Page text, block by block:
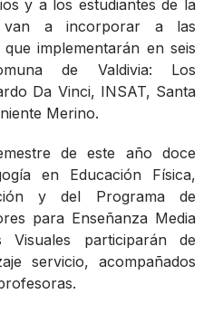
y a los estudiantes de la
van a incorporar a las
implementarán en seis
de Valdivia: Los
Da Vinci, INSAT, Santa
Merino.
de este año doce
en Educación Física,
y del Programa de
para Enseñanza Media
participarán de
servicio, acompañados